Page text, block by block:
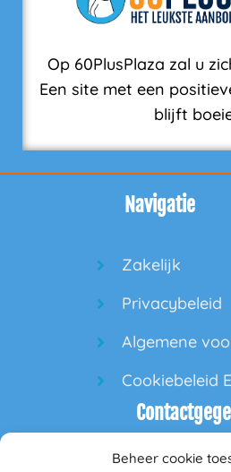
Beheer cookie
Op 60PlusPlaza zal u
Een site met een
blijft
Navigatie
Zakelijk
Privacybeleid
Algemene
Cookiebeleid